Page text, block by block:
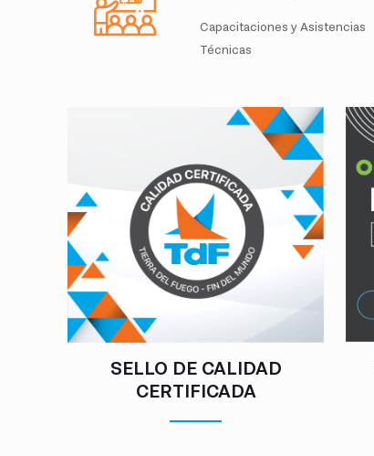
Capacitaciones y Asistencias
Técnicas
SELLO DE CALIDAD
CERTIFICADA